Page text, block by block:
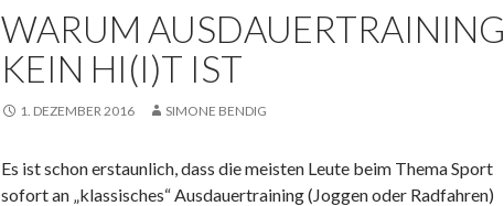
WARUM AUSDAUERTRAINING
KEIN HI(I)T IST
1. DEZEMBER 2016 SIMONE BENDIG
Es ist schon erstaunlich, dass die meisten Leute beim Thema Sport
sofort an „klassisches“ Ausdauertraining (Joggen oder Radfahren)